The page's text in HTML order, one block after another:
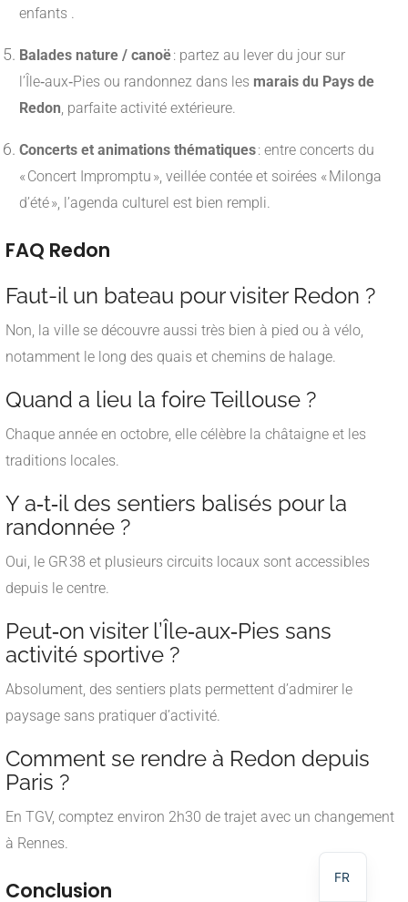
enfants .
Balades nature / canoë: partez au lever du jour sur
l’Île‑aux‑Pies ou randonnez dans les marais du Pays de
Redon, parfaite activité extérieure.
Concerts et animations thématiques: entre concerts du
« Concert Impromptu », veillée contée et soirées « Milonga
d’été », l’agenda culturel est bien rempli.
FAQ Redon
Faut-il un bateau pour visiter Redon ?
Non, la ville se découvre aussi très bien à pied ou à vélo,
notamment le long des quais et chemins de halage.
Quand a lieu la foire Teillouse ?
Chaque année en octobre, elle célèbre la châtaigne et les
traditions locales.
Y a‑t‑il des sentiers balisés pour la
randonnée ?
Oui, le GR 38 et plusieurs circuits locaux sont accessibles
depuis le centre.
Peut‑on visiter l’Île‑aux‑Pies sans
activité sportive ?
Absolument, des sentiers plats permettent d’admirer le
paysage sans pratiquer d’activité.
Comment se rendre à Redon depuis
Paris ?
En TGV, comptez environ 2h30 de trajet avec un changement
à Rennes.
Conclusion
FR
DE